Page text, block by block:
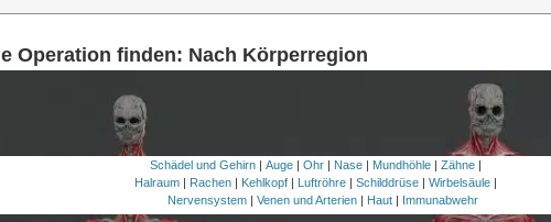
Operation finden: Nach Körperregion
Schädel und Gehirn |Auge |Ohr | Nase | Mundhöhle |Zähne |
Halraum | Rachen | Kehlkopf | Luftröhre |Schilddrüse |Wirbelsäule |
Nervensystem| Venen und Arterien| Haut| Immunabwehr